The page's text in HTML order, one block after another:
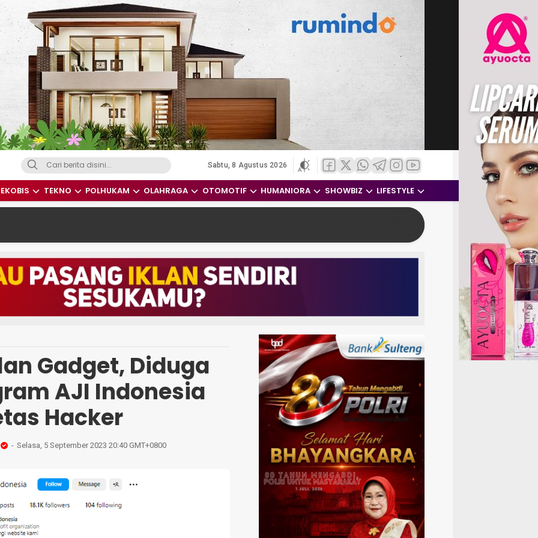
Indonesia dan Dunia
Sabtu, 8 Agustus 2026
EKOBIS TEKNO POLHUKAM OLAHRAGA OTOMOTIF HUMANIORA SHOWBIZ LIFESTYLE
Gadget, Diduga
AJI Indonesia
Hacker
Selasa, 5 September 2023 20:40 GMT+0800